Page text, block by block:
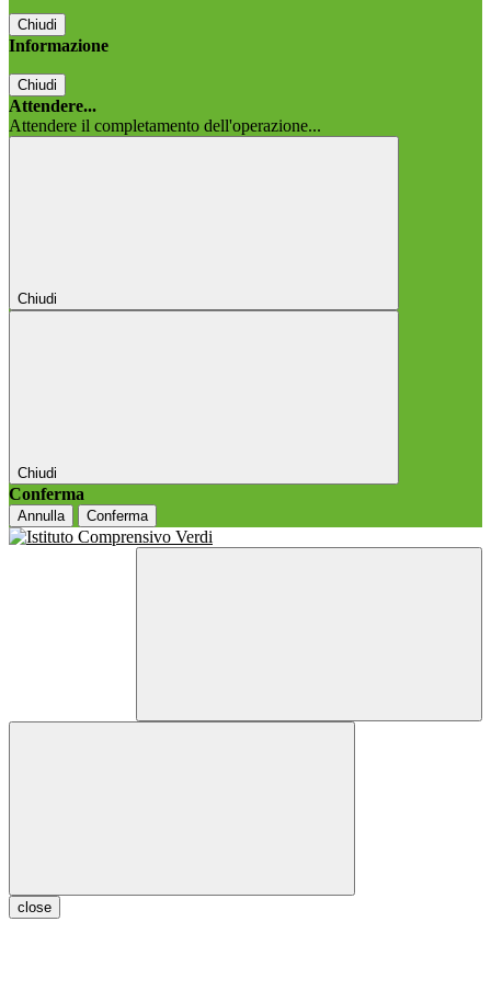
Chiudi
Informazione
Chiudi
Attendere...
Attendere il completamento dell'operazione...
Chiudi
Chiudi
Conferma
Annulla Conferma
close